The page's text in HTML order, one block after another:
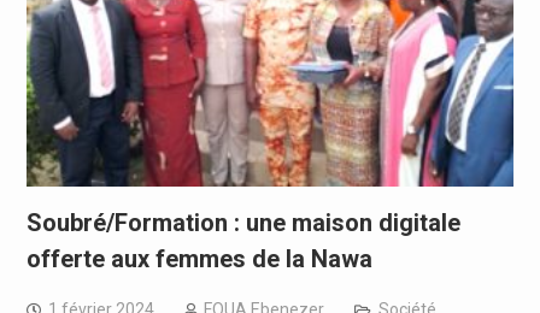
Soubré/Formation : une maison digitale
offerte aux femmes de la Nawa
1 février 2024 FOUA Ebenezer Société